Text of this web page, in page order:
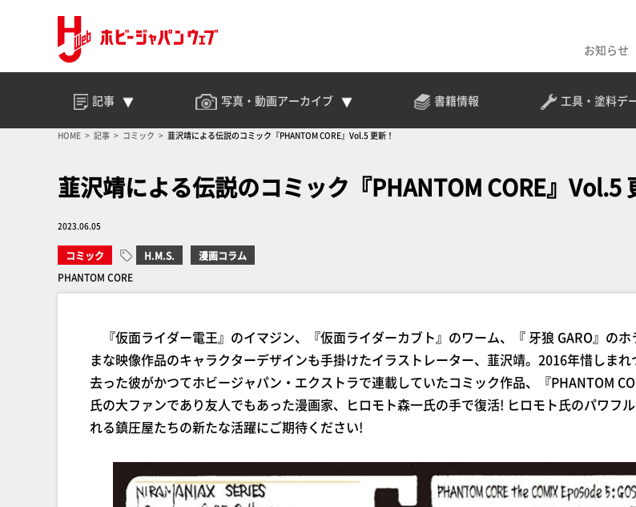
お知らせ
記事 写真・動画アーカイブ 書籍情報 工具・塗料デ
HOME 記事 コミック 韮沢靖による伝説のコミック『PHANTOM CORE』Vol.5 更新！
韮沢靖による伝説のコミック『PHANTOM CORE』Vol.5
2023.06.05
コミック H.M.S.
漫画コラム
PHANTOM CORE
『仮面ライダー電王』のイマジン、『仮面ライダーカブト』のワーム、『 牙狼 GARO』の
まな映像作品のキャラクターデザインも手掛けたイラストレーター、韮沢靖。2016年惜しまれ
去った彼がかつてホビージャパン・エクストラで連載していたコミック作品、『PHANTOM
氏の大ファンであり友人でもあった漫画家、ヒロモト森一氏の手で復活! ヒロモト氏のパワフ
れる鎮圧屋たちの新たな活躍にご期待ください!